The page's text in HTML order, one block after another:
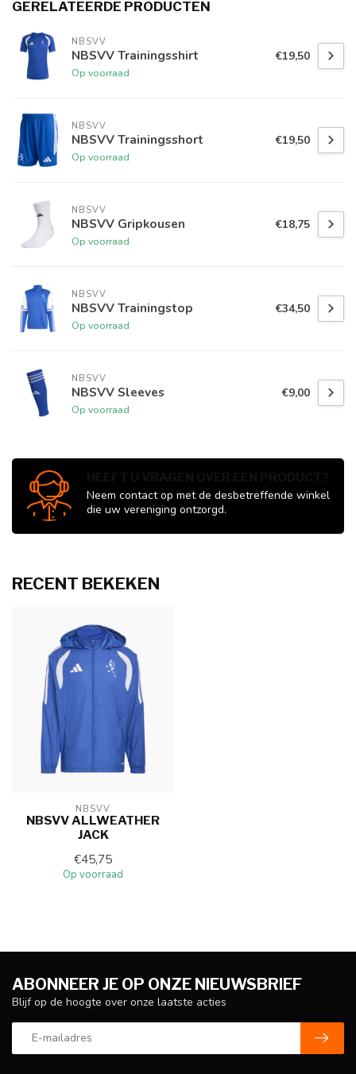
GERELATEERDE PRODUCTEN
NBSVV
NBSVV Trainingsshirt
Op voorraad
€19,50
NBSVV
NBSVV Trainingsshort
Op voorraad
€19,50
NBSVV
NBSVV Gripkousen
Op voorraad
€18,75
NBSVV
NBSVV Trainingstop
Op voorraad
€34,50
NBSVV
NBSVV Sleeves
Op voorraad
€9,00
Neem contact op met de desbetreffende winkel
die uw vereniging ontzorgd.
RECENT BEKEKEN
NBSVV
NBSVV ALLWEATHER
JACK
€45,75
Op voorraad
ABONNEER JE OP ONZE NIEUWSBRIEF
Blijf op de hoogte over onze laatste acties